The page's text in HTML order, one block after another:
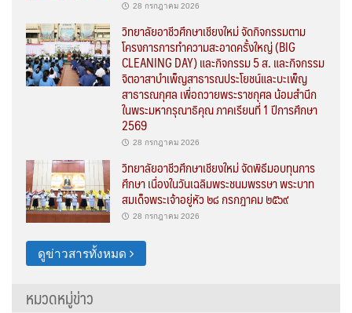
28 กรกฎาคม 2026
วิทยาลัยอาชีวศึกษาเชียงใหม่ จัดกิจกรรมตาม
โครงการการทำความสะอาดครั้งใหญ่ (BIG
CLEANING DAY) และกิจกรรม 5 ส. และกิจกรรม
จิตอาสาบำเพ็ญสาธารณประโยชน์และบะเพ็ญ
สาธารณกุศล เพื่อถวายพระราชกุศล น้อมสำนึก
ในพระมหากรุณาธิคุณ ภาคเรียนที่ 1 ปีการศึกษา
2569
28 กรกฎาคม 2026
วิทยาลัยอาชีวศึกษาเชียงใหม่ จัดพิธีมอบทุนการ
ศึกษา เนื่องในวันเฉลิมพระชนมพรรษา พระบาท
สมเด็จพระเจ้าอยู่หัว ๒๘ กรกฎาคม ๒๕๖๙
28 กรกฎาคม 2026
ดูข่าวสารทั้งหมด
หมวดหมู่ข่าว